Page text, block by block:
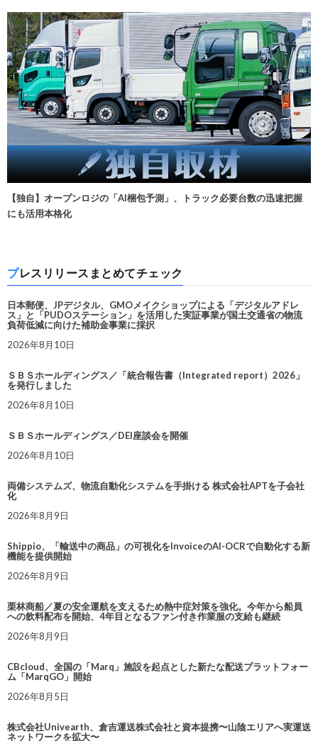
【独自】オープンロジの「AI梱包予測」、トラック必要台数の迅速把握
にも活用本格化
プレスリリースまとめてチェック
日本郵便、JPデジタル、GMOメイクショップによる「デジタルアドレ
ス」と「PUDOステーション」を活用した実証事業が国土交通省の物流
負荷低減に向けた補助金事業に採択
2026年8月10日
ＳＢＳホールディングス／「統合報告書（Integrated report）2026」
を発行しました
2026年8月10日
ＳＢＳホールディングス／DEI座談会を開催
2026年8月10日
両備システムズ、物流自動化システムを手掛ける 株式会社APTを子会社
化
2026年8月9日
Shippio、「輸送中の商品」の可視化をInvoiceのAI-OCRで自動化する新
機能を提供開始
2026年8月9日
栗林商船／夏の安全運航を支えるため熱中症対策を強化。今年から船員
への飲料配布を開始、4年目となるファン付き作業服の支給も継続
2026年8月9日
CBcloud、全国の「Marq」施設を起点とした新たな配送プラットフォー
ム「MarqGO」開始
2026年8月5日
株式会社Univearth、倉吉運送株式会社と資本提携〜山陰エリアへ実運送
ネットワークを拡大〜